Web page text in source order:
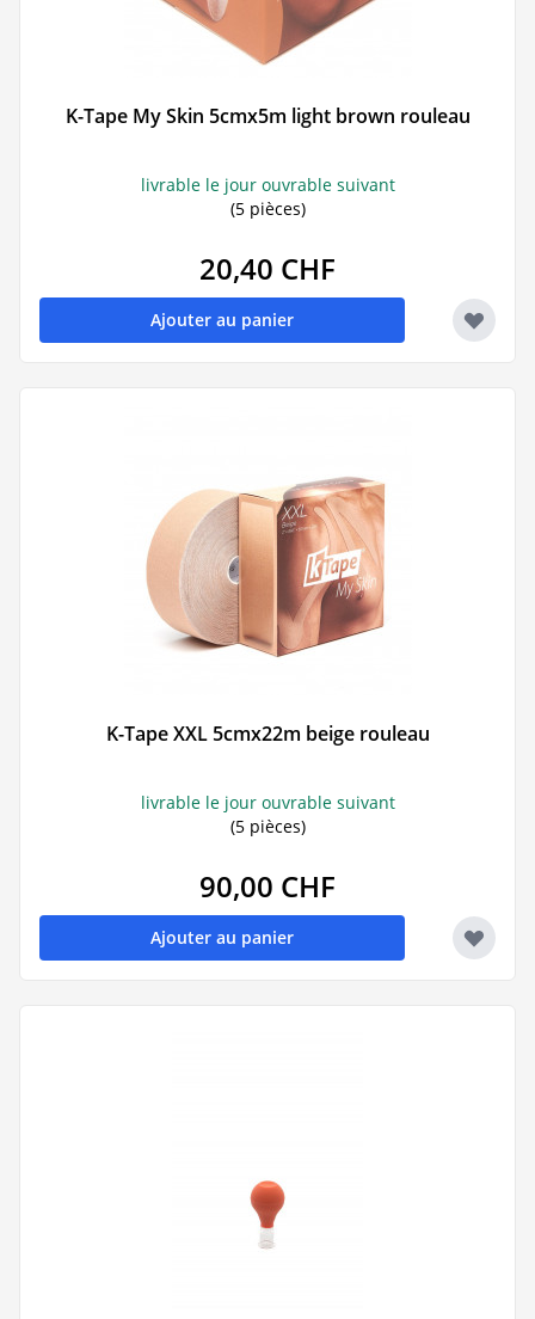
K-Tape My Skin 5cmx5m light brown rouleau
livrable le jour ouvrable suivant
(5 pièces)
20,40 CHF
Ajouter au panier
K-Tape XXL 5cmx22m beige rouleau
livrable le jour ouvrable suivant
(5 pièces)
90,00 CHF
Ajouter au panier